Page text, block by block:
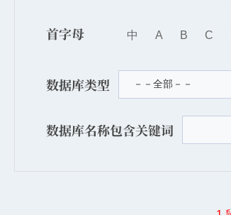
首字母 中 A B C
数据库类型
数据库名称包含关键词